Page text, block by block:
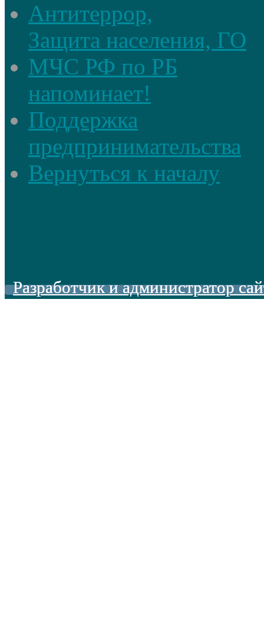
Антитеррор,
Защита населения, ГО
МЧС РФ по РБ
напоминает!
Поддержка
предпринимательства
Вернуться к началу
Разработчик и администратор